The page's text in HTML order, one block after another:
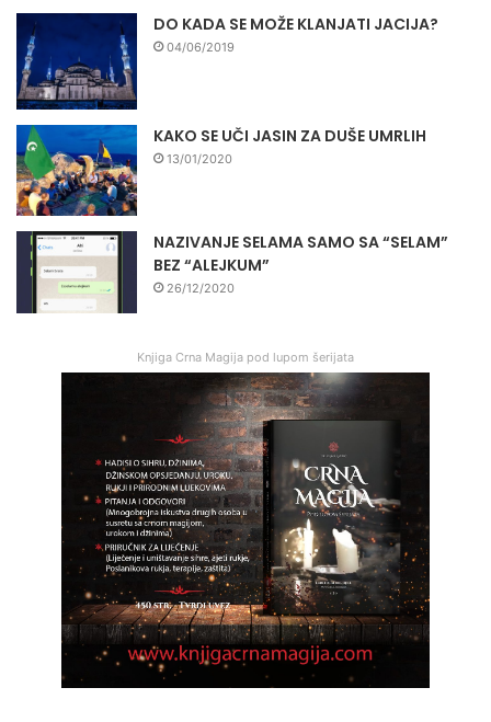
DO KADA SE MOŽE KLANJATI JACIJA?
04/06/2019
KAKO SE UČI JASIN ZA DUŠE UMRLIH
13/01/2020
NAZIVANJE SELAMA SAMO SA “SELAM”
BEZ “ALEJKUM”
26/12/2020
Knjiga Crna Magija pod lupom šerijata